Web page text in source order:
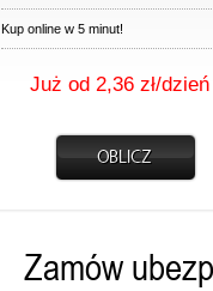
Kup online w 5 minut!
Już od 2,36 zł/dzień
Zamów